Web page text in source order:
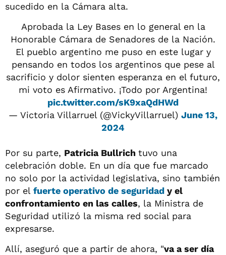
sucedido en la Cámara alta.
Aprobada la Ley Bases en lo general en la
Honorable Cámara de Senadores de la Nación.
El pueblo argentino me puso en este lugar y
pensando en todos los argentinos que pese al
sacrificio y dolor sienten esperanza en el futuro,
mi voto es Afirmativo. ¡Todo por Argentina!
pic.twitter.com/sK9xaQdHWd
— Victoria Villarruel (@VickyVillarruel) June 13,
2024
Por su parte, Patricia Bullrich tuvo una
celebración doble. En un día que fue marcado
no solo por la actividad legislativa, sino también
por el fuerte operativo de seguridad y el
confrontamiento en las calles, la Ministra de
Seguridad utilizó la misma red social para
expresarse.
Allí, aseguró que a partir de ahora, "va a ser día